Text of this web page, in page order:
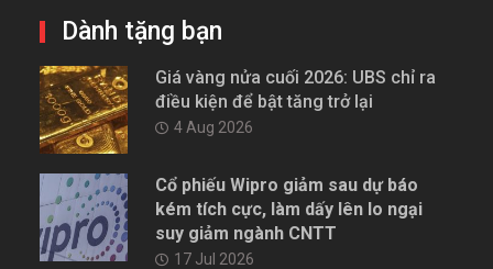
Dành tặng bạn
Giá vàng nửa cuối 2026: UBS chỉ ra
điều kiện để bật tăng trở lại
4 Aug 2026
Cổ phiếu Wipro giảm sau dự báo
kém tích cực, làm dấy lên lo ngại
suy giảm ngành CNTT
17 Jul 2026